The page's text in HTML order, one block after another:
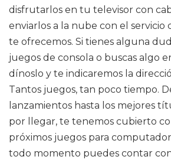
disfrutarlos en tu televisor con
enviarlos a la nube con el servicio
te ofrecemos. Si tienes alguna
juegos de consola o buscas algo
dínoslo y te indicaremos la
Tantos juegos, tan poco tiempo.
lanzamientos hasta los mejores
por llegar, te tenemos cubierto
próximos juegos para
todo momento puedes contar